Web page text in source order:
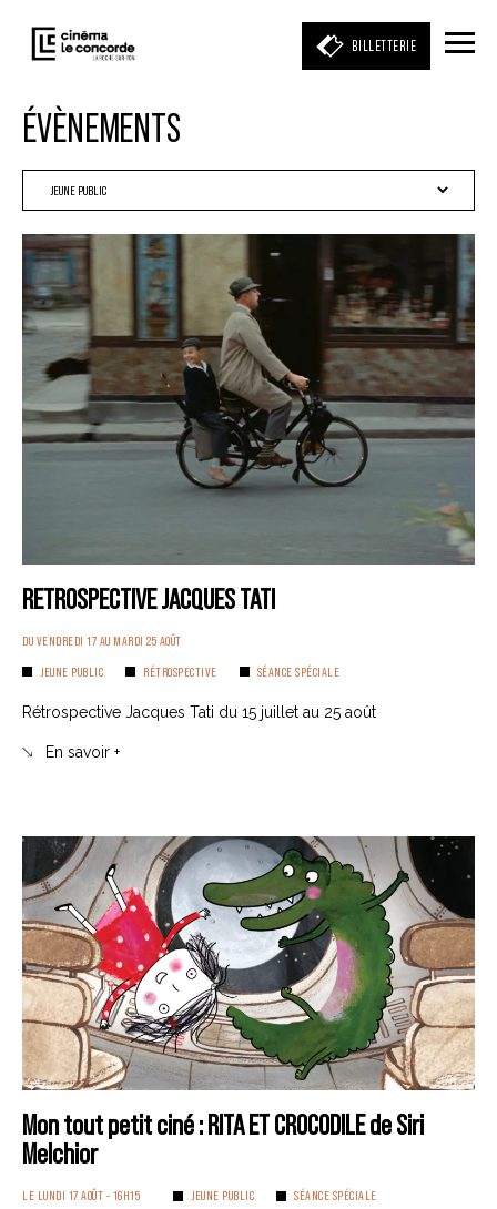
BILLETTERIE
Entrez votre mot clé
(film, réalisateur, acteur, événement)
ÉVÈNEMENTS
RETROSPECTIVE JACQUES TATI
DU VENDREDI 17 AU MARDI 25 AOÛT
JEUNE PUBLIC RÉTROSPECTIVE SÉANCE SPÉCIALE
Rétrospective Jacques Tati du 15 juillet au 25 août
En savoir +
Mon tout petit ciné : RITA ET CROCODILE de Siri
Melchior
LE LUNDI 17 AOÛT - 16H15 JEUNE PUBLIC SÉANCE SPÉCIALE